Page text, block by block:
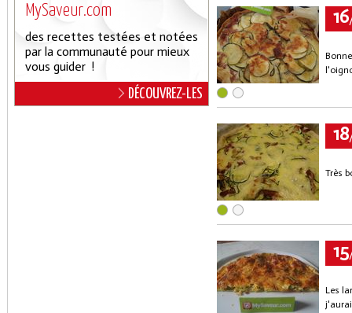
MySaveur.com
des recettes testées et notées
par la communauté pour mieux
vous guider !
DÉCOUVREZ-LES
16
18
Très
15
Les